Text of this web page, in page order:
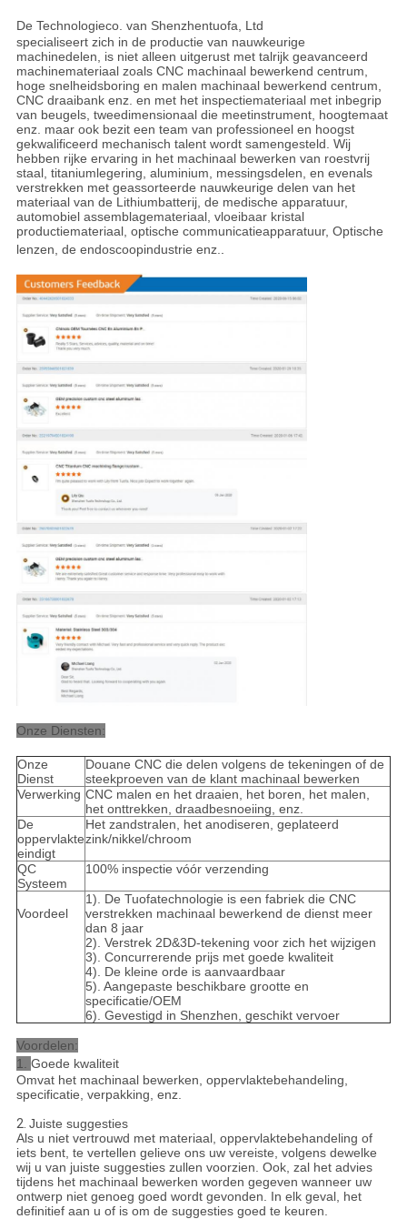
De Technologieco. van Shenzhentuofa, Ltd
specialiseert zich in de productie van nauwkeurige
machinedelen, is niet alleen uitgerust met talrijk geavanceerd
machinemateriaal zoals CNC machinaal bewerkend centrum,
hoge snelheidsboring en malen machinaal bewerkend centrum,
CNC draaibank enz. en met het inspectiemateriaal met inbegrip
van beugels, tweedimensionaal die meetinstrument, hoogtemaat
enz. maar ook bezit een team van professioneel en hoogst
gekwalificeerd mechanisch talent wordt samengesteld. Wij
hebben rijke ervaring in het machinaal bewerken van roestvrij
staal, titaniumlegering, aluminium, messingsdelen, en evenals
verstrekken met geassorteerde nauwkeurige delen van het
materiaal van de Lithiumbatterij, de medische apparatuur,
automobiel assemblagemateriaal, vloeibaar kristal
productiemateriaal, optische communicatieapparatuur, Optische
lenzen, de endoscoopindustrie enz.
Onze Diensten:
Onze
Dienst
Douane CNC die delen volgens de tekeningen of de
steekproeven van de klant machinaal bewerken
Verwerking CNC malen en het draaien, het boren, het malen,
het onttrekken, draadbesnoeiing, enz.
De
oppervlakte
eindigt
Het zandstralen, het anodiseren, geplateerd
zink/nikkel/chroom
QC
Systeem
100% inspectie vóór verzending
Voordeel
1). De Tuofatechnologie is een fabriek die CNC
verstrekken machinaal bewerkend de dienst meer
dan 8 jaar
2). Verstrek 2D&3D-tekening voor zich het wijzigen
3). Concurrerende prijs met goede kwaliteit
4). De kleine orde is aanvaardbaar
5). Aangepaste beschikbare grootte en
specificatie/OEM
6). Gevestigd in Shenzhen, geschikt vervoer
Voordelen:
1. Goede kwaliteit
Omvat het machinaal bewerken, oppervlaktebehandeling,
specificatie, verpakking, enz.
2. Juiste suggesties
Als u niet vertrouwd met materiaal, oppervlaktebehandeling of
iets bent, te vertellen gelieve ons uw vereiste, volgens dewelke
wij u van juiste suggesties zullen voorzien. Ook, zal het advies
tijdens het machinaal bewerken worden gegeven wanneer uw
ontwerp niet genoeg goed wordt gevonden. In elk geval, het
definitief aan u of is om de suggesties goed te keuren.